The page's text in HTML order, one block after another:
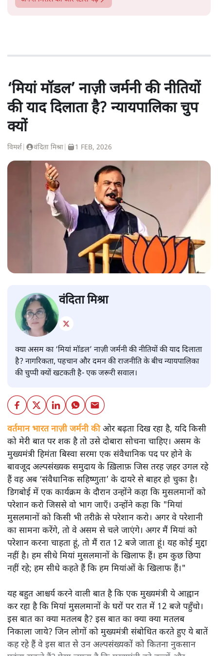
‘मियां मॉडल’ नाज़ी जर्मनी की नीतियों
की याद दिलाता है? न्यायपालिका चुप
क्यों
विमर्श वंदिता मिश्रा 1 FEB, 2026
वंदिता मिश्रा
क्या असम का ‘मियां मॉडल’ नाज़ी जर्मनी की नीतियों की याद दिलाता
है? नागरिकता, पहचान और दमन की राजनीति के बीच न्यायपालिका
की चुप्पी क्यों खटकती है- एक जरूरी सवाल।
वर्तमान भारत नाज़ी जर्मनी कीओर बढ़ता दिख रहा है, यदि किसी
को मेरी बात पर शक है तो उसे दोबारा सोचना चाहिए। असम के
मुख्यमंत्री हिमंता बिस्वा सरमा एक संवैधानिक पद पर होने के
बावजूद अल्पसंख्यक समुदाय के ख़िलाफ़ जिस तरह ज़हर उगल रहे
हैं वह अब ‘संवैधानिक सहिष्णुता’ के दायरे से बाहर हो चुका है।
डिगबोई में एक कार्यक्रम के दौरान उन्होंने कहा कि मुसलमानों को
परेशान करो जिससे वो भाग जाएँ। उन्होंने कहा कि "मियां
मुसलमानों को किसी भी तरीक़े से परेशान करो। अगर वे परेशानी
का सामना करेंगे, तो वे असम से चले जाएंगे। अगर मैं मियां को
परेशान करना चाहता हूं, तो मैं रात 12 बजे जाता हूं। यह कोई मुद्दा
नहीं है। हम सीधे मियां मुसलमानों के खिलाफ हैं। हम कुछ छिपा
नहीं रहे; हम सीधे कहते हैं कि हम मियांओं के खिलाफ हैं।"
यह बहुत आश्चर्य करने वाली बात है कि एक मुख्यमंत्री ये आह्वान
कर रहा है कि मियांं मुसलमानों के घरों पर रात में 12 बजे पहुँचो।
इस बात का क्या मतलब है? इस बात का क्या क्या मतलब
निकाला जाये? जिन लोगों को मुख्यमंत्री संबोधित करते हुए ये बातें
कह रहे हैं वे इस बात से उन अल्पसंख्यकों को कितना नुकसान